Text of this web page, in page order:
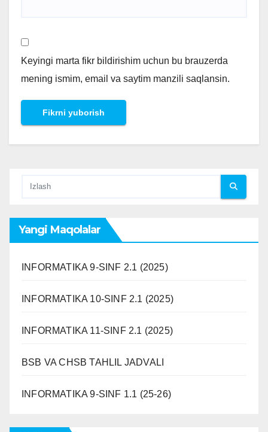
Keyingi marta fikr bildirishim uchun bu brauzerda
mening ismim, email va saytim manzili saqlansin.
Yangi Maqolalar
INFORMATIKA 9-SINF 2.1 (2025)
INFORMATIKA 10-SINF 2.1 (2025)
INFORMATIKA 11-SINF 2.1 (2025)
BSB VA CHSB TAHLIL JADVALI
INFORMATIKA 9-SINF 1.1 (25-26)